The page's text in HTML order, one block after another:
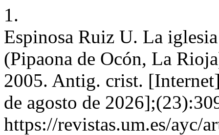
1.
Espinosa Ruiz U. La
(Pipaona de Ocón, La
2005. Antig. crist.
de agosto de
https://revistas.um.es/ayc/